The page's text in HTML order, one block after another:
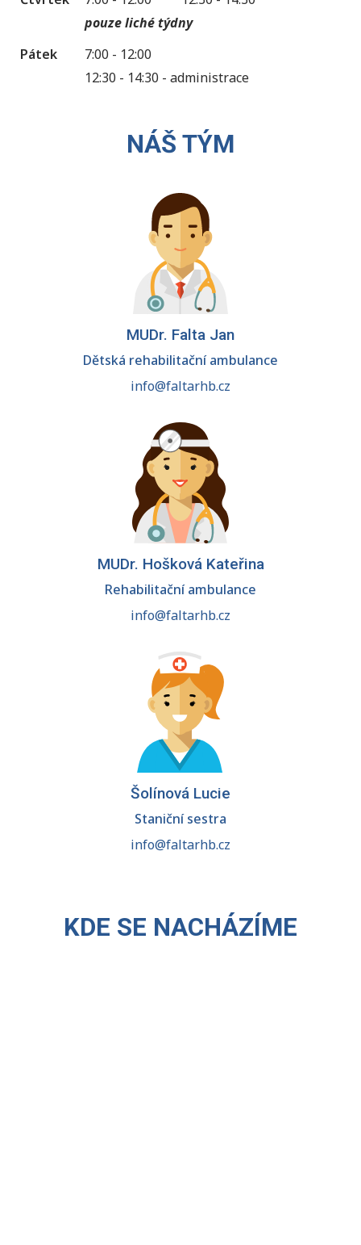
pouze liché týdny
Pátek
7:00 - 12:00
12:30 - 14:30 - administrace
NÁŠ TÝM
MUDr. Falta Jan
Dětská rehabilitační ambulance
info@faltarhb.cz
MUDr. Hošková Kateřina
Rehabilitační ambulance
info@faltarhb.cz
Šolínová Lucie
Staniční sestra
info@faltarhb.cz
KDE SE NACHÁZÍME